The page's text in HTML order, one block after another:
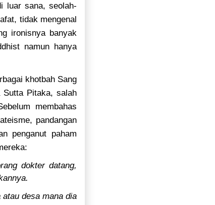
luar sana, seolah-
tidak mengenal
ironisnya banyak
namun hanya
khotbah Sang
Sutta Pitaka, salah
membahas
pandangan
penganut paham
dokter datang,
desa mana dia